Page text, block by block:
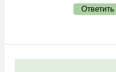
Ответить